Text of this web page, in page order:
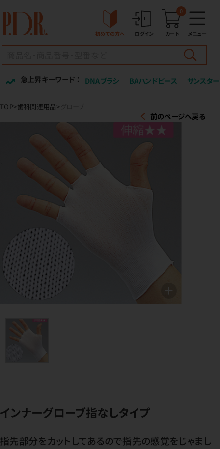
初めての方へ ログイン カート
0
メニュー
急上昇キーワード ： DNAブラシ BAハンドピース サンスター
TOP 歯科関連用品
前のページへ戻る
インナーグローブ指なしタイプ
指先部分をカットしてあるので指先の感覚をじゃまし